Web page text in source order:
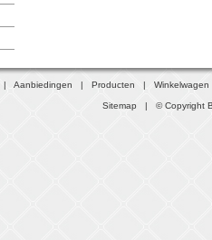
|Aanbiedingen |Producten |Winkelwagen
Sitemap | © Copyright